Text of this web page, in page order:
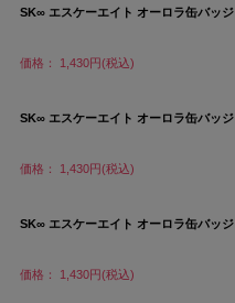
SK∞ エスケーエイト オーロラ缶バッ
価格： 1,430円(税込)
SK∞ エスケーエイト オーロラ缶バッ
価格： 1,430円(税込)
SK∞ エスケーエイト オーロラ缶バッ
価格： 1,430円(税込)